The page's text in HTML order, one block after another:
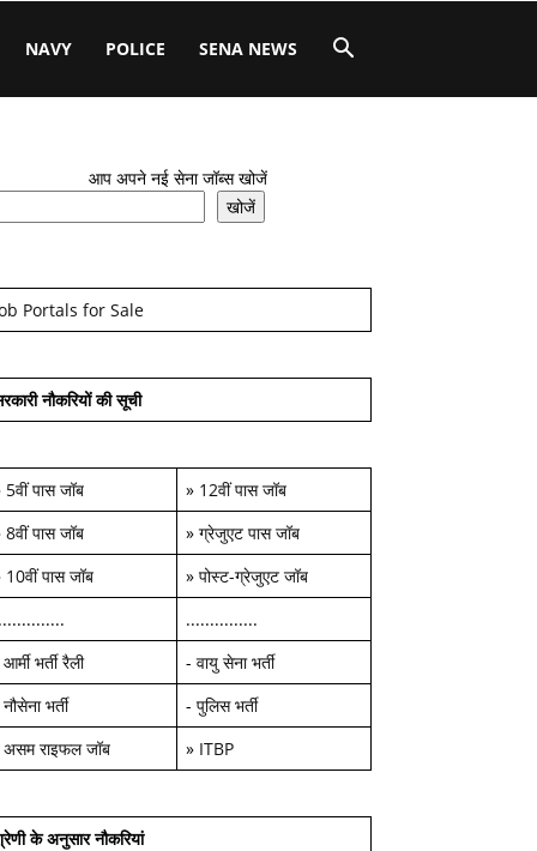
NAVY POLICE SENA NEWS
आप अपने नई सेना जॉब्स खोजें
खोजें
Portals for Sale
नौकरियों की सूची
5वीं पास जॉब » 12वीं पास जॉब
8वीं पास जॉब » ग्रेजुएट पास जॉब
10वीं पास जॉब » पोस्ट-ग्रेजुएट जॉब
...............
आर्मी भर्ती रैली - वायु सेना भर्ती
नौसेना भर्ती - पुलिस भर्ती
असम राइफल जॉब » ITBP
के अनुसार नौकरियां